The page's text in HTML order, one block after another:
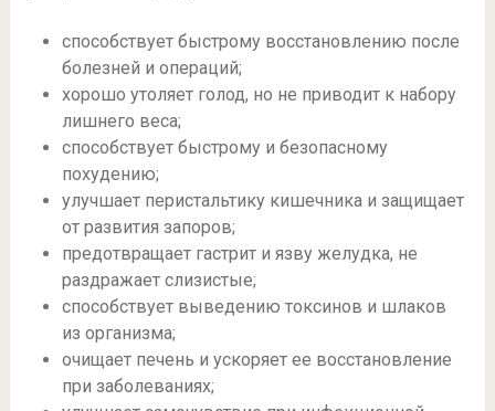
способствует быстрому восстановлению после
болезней и операций;
хорошо утоляет голод, но не приводит к набору
лишнего веса;
способствует быстрому и безопасному
похудению;
улучшает перистальтику кишечника и защищает
от развития запоров;
предотвращает гастрит и язву желудка, не
раздражает слизистые;
способствует выведению токсинов и шлаков
из организма;
очищает печень и ускоряет ее восстановление
при заболеваниях;